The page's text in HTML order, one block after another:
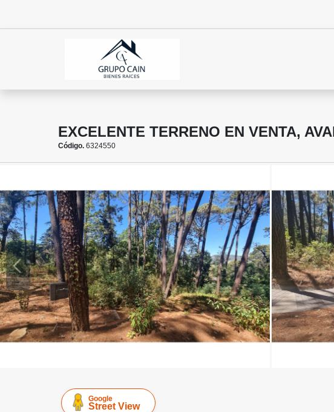
EXCELENTE TERRENO EN VENTA,
Código. 6324550
Google
Street View